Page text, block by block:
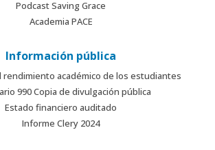
Podcast Saving Grace
Academia PACE
Información pública
rendimiento académico de los estudiantes
990 Copia de divulgación pública
Estado financiero auditado
Informe Clery 2024